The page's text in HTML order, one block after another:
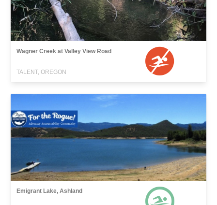
Wagner Creek at Valley View Road
TALENT, OREGON
Emigrant Lake, Ashland